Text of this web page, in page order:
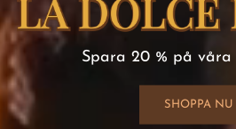
Spara 20 % på våra
SHOPPA NU